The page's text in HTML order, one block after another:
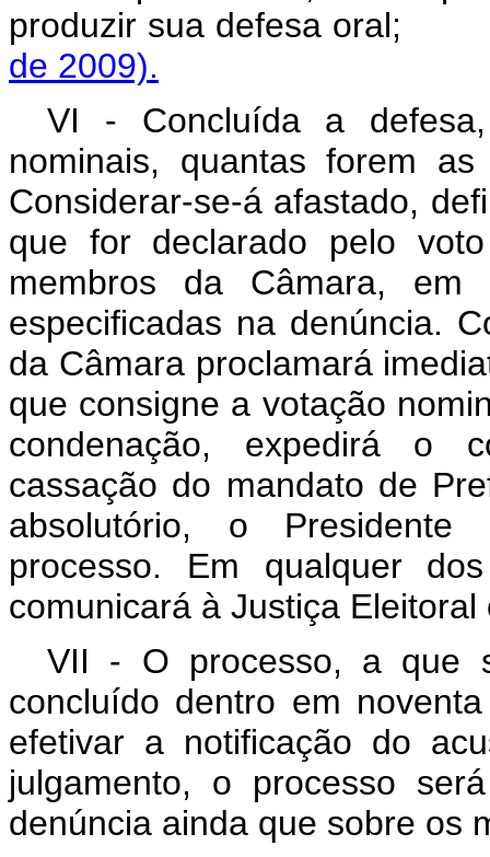
produzir sua defesa
de 2009).
VI - Concluída a
nominais, quantas forem
Considerar-se-á afastado,
que for declarado pelo
membros da Câmara,
especificadas na denúncia.
da Câmara proclamará
que consigne a votação
condenação, expedirá o
cassação do mandato de
absolutório, o Presidente
processo. Em qualquer
comunicará à Justiça Eleitoral
VII - O processo, a que
concluído dentro em
efetivar a notificação do
julgamento, o processo
denúncia ainda que sobre os